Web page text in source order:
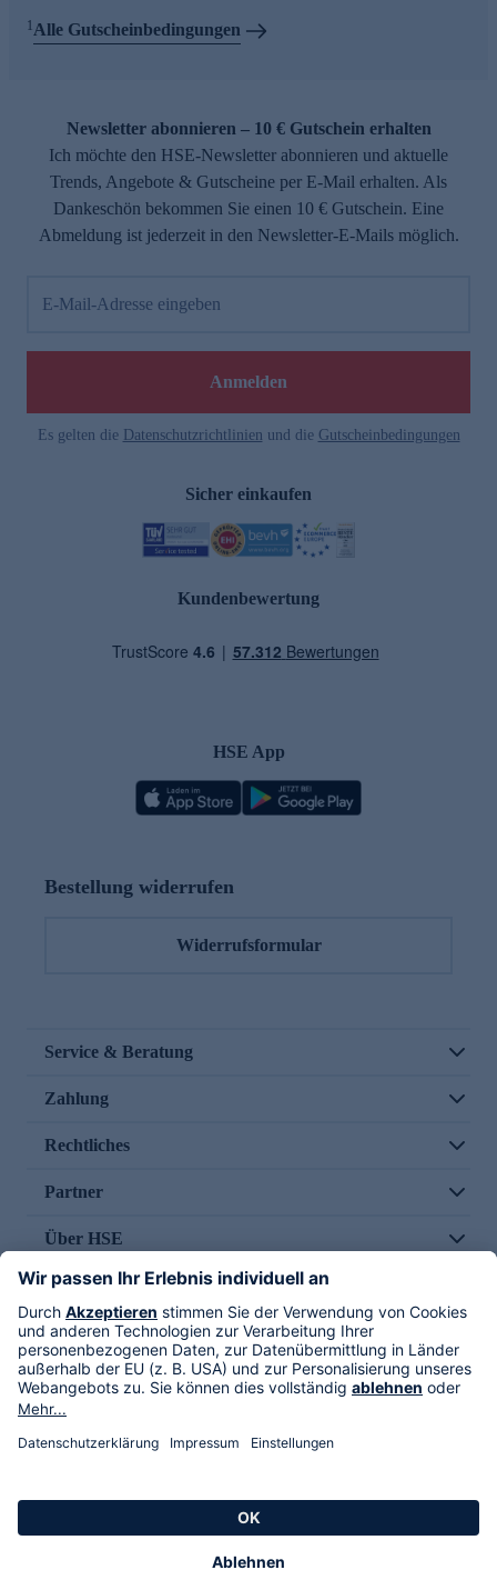
1Alle Gutscheinbedingungen
Newsletter abonnieren – 10 € Gutschein erhalten
Ich möchte den HSE-Newsletter abonnieren und aktuelle
Trends, Angebote & Gutscheine per E-Mail erhalten. Als
Dankeschön bekommen Sie einen 10 € Gutschein. Eine
Abmeldung ist jederzeit in den Newsletter-E-Mails möglich.
E-Mail-Adresse eingeben
Anmelden
Es gelten die Datenschutzrichtlinien und die Gutscheinbedingungen
Sicher einkaufen
Kundenbewertung
HSE App
Bestellung widerrufen
Widerrufsformular
Service & Beratung
Zahlung
Rechtliches
Partner
Über HSE
Im TV
HSE International